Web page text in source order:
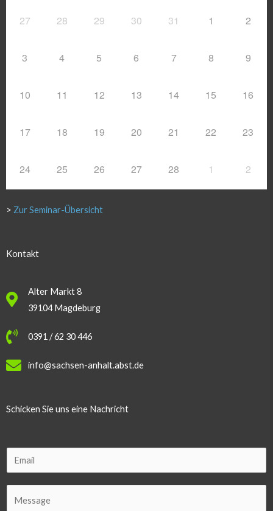
27 28 29 30 31 1 2
3 4 5 6 7 8 9
10 11 12 13 14 15 16
17 18 19 20 21 22 23
24 25 26 27 28 1 2
> Zur Seminar-Übersicht
Kontakt
Alter Markt 8
39104 Magdeburg
0391 / 62 30 446
info@sachsen-anhalt.abst.de
Schicken Sie uns eine Nachricht
m
a